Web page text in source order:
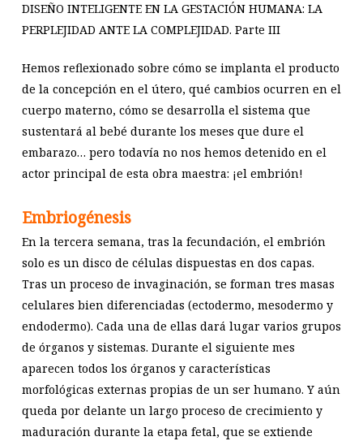
DISEÑO INTELIGENTE EN LA GESTACIÓN HUMANA: LA
PERPLEJIDAD ANTE LA COMPLEJIDAD. Parte III
Hemos reflexionado sobre cómo se implanta el producto
de la concepción en el útero, qué cambios ocurren en el
cuerpo materno, cómo se desarrolla el sistema que
sustentará al bebé durante los meses que dure el
embarazo… pero todavía no nos hemos detenido en el
actor principal de esta obra maestra: ¡el embrión!
Embriogénesis
En la tercera semana, tras la fecundación, el embrión
solo es un disco de células dispuestas en dos capas.
Tras un proceso de invaginación, se forman tres masas
celulares bien diferenciadas (ectodermo, mesodermo y
endodermo). Cada una de ellas dará lugar varios grupos
de órganos y sistemas. Durante el siguiente mes
aparecen todos los órganos y características
morfológicas externas propias de un ser humano. Y aún
queda por delante un largo proceso de crecimiento y
maduración durante la etapa fetal, que se extiende